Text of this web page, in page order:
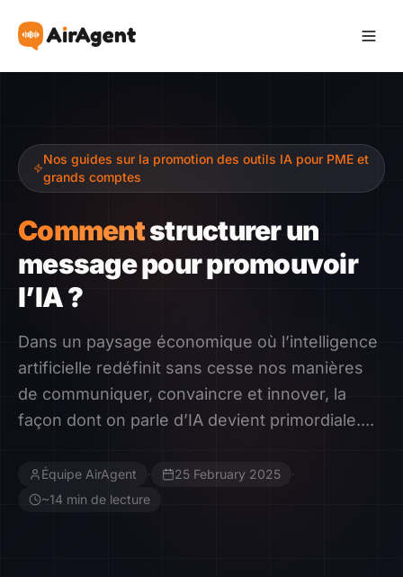
Recommander
Gagner
Ressources
Guide
Devenir Affilié
Nos guides sur la promotion des outils IA pour PME et
grands comptes
Commentstructurer un
message pour promouvoir
l’IA ?
Dans un paysage économique où l’intelligence
artificielle redéfinit sans cesse nos manières
de communiquer, convaincre et innover, la
façon dont on parle d’IA devient primordiale....
Équipe AirAgent · 25 February 2025
·
~14 min de lecture